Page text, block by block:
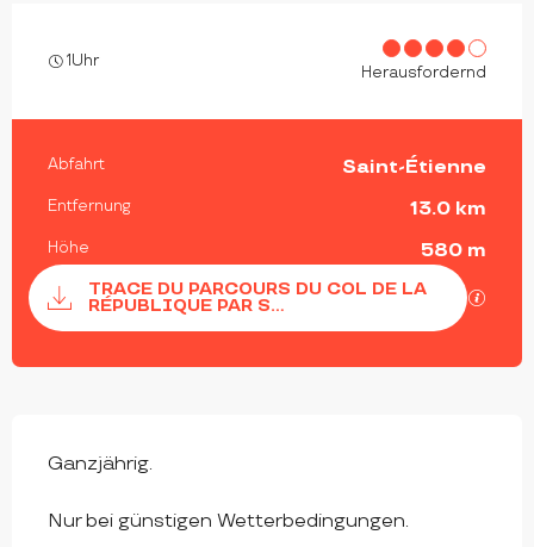
1Uhr
Herausfordernd
PRAKTISCHE INFORMATIONEN
Abfahrt Saint-Étienne
Entfernung 13.0 km
Höhe 580 m
Dokumentation
TRACE DU PARCOURS DU COL DE LA
RÉPUBLIQUE PAR S...
Mit
Ganzjährig.
Nur bei günstigen Wetterbedingungen.